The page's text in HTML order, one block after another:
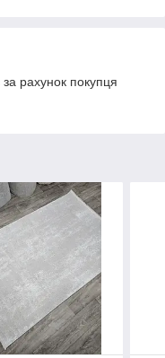
рахунок покупця